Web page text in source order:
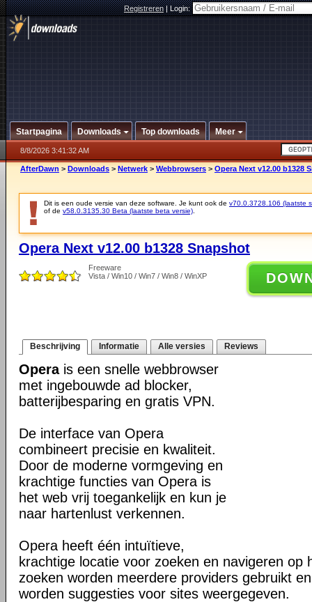
Registreren|Login:
Startpagina Downloads Top downloads Meer
8/8/2026 3:41:32 AM
AfterDawn > Downloads > Netwerk > Webbrowsers > Opera Next v12.00 b1328
Dit is een oude versie van deze software. Je kunt ook de v70.0.3728.106 (laatste
of de v58.0.3135.30 Beta (laatste beta versie)
Opera Next v12.00 b1328 Snapshot
Freeware
Vista / Win10 / Win7 / Win8 / WinXP
Beschrijving Informatie Alle versies Reviews
Operais een snelle webbrowser
met ingebouwde ad blocker,
batterijbesparing en gratis VPN.
De interface van Opera
combineert precisie en kwaliteit.
Door de moderne vormgeving en
krachtige functies van Opera is
het web vrij toegankelijk en kun je
naar hartenlust verkennen.
Opera heeft één intuïtieve,
krachtige locatie voor zoeken en navigeren op
zoeken worden meerdere providers gebruikt
worden suggesties voor sites weergegeven.